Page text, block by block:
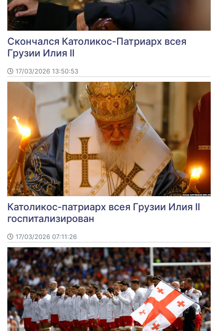
Скончался Католикос-Патриарх всея
Грузии Илия II
17/03/2026 13:50:53
Католикос-патриарх всея Грузии Илия II
госпитализирован
17/03/2026 07:11:26